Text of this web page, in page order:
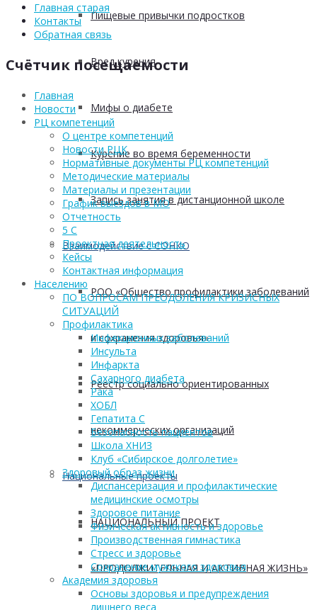
Пищевые привычки подростков
Вред курения
Мифы о диабете
Курение во время беременности
Запись занятия в дистанционной школе
Взаимодействие с СОНКО
РОО «Общество профилактики заболеваний
и сохранения здоровья»
Реестр социально ориентированных
некоммерческих организаций
Национальные проекты
НАЦИОНАЛЬНЫЙ ПРОЕКТ
«ПРОДОЛЖИТЕЛЬНАЯ И АКТИВНАЯ ЖИЗНЬ»
Главная старая
Контакты
Обратная связь
Счётчик посещаемости
Главная
Новости
РЦ компетенций
О центре компетенций
Новости РЦК
Нормативные документы РЦ компетенций
Методические материалы
Материалы и презентации
График выездов в МО
Отчетность
5 С
Проектная деятельность
Кейсы
Контактная информация
Населению
ПО ВОПРОСАМ ПРЕОДОЛЕНИЯ КРИЗИСНЫХ
СИТУАЦИЙ
Профилактика
Инфекционных заболеваний
Инсульта
Инфаркта
Сахарного диабета
Рака
ХОБЛ
Гепатита С
Безопасность пациентов
Школа ХНИЗ
Клуб «Сибирское долголетие»
Здоровый образ жизни
Диспансеризация и профилактические
медицинские осмотры
Здоровое питание
Физическая активность и здоровье
Производственная гимнастика
Стресс и здоровье
Сохранение мужского здоровья
Академия здоровья
Основы здоровья и предупреждения
лишнего веса